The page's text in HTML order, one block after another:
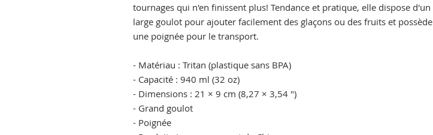
tournages qui n'en finissent plus! Tendance et pratique, elle dispose d'un
large goulot pour ajouter facilement des glaçons ou des fruits et possède
une poignée pour le transport.
- Matériau : Tritan (plastique sans BPA)
- Capacité : 940 ml (32 oz)
- Dimensions : 21 × 9 cm (8,27 × 3,54 ")
- Grand goulot
- Poignée